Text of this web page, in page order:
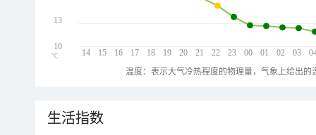
14 15 16 17 18 19 20 21 22 23 00 01 02 03
13
10
℃
温度：表示大气冷热程度的物理量，气象上给出
生活指数